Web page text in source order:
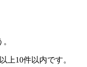
10件以内です。